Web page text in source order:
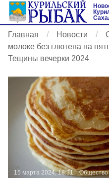
Главная Новости
молоке без глютена на
Тещины вечерки 2024
15 марта 2024, 18:31
Общество